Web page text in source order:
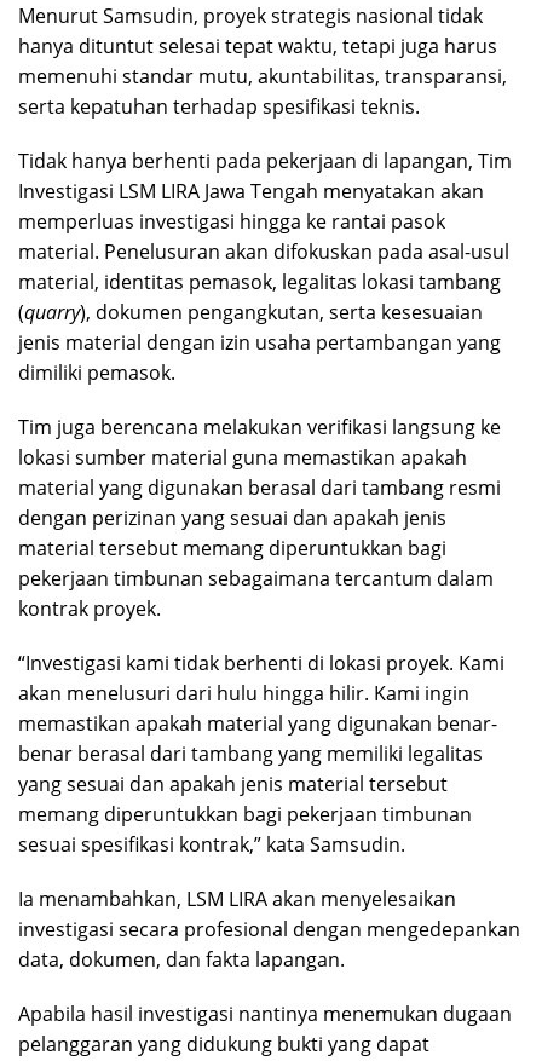
Menurut Samsudin, proyek strategis nasional tidak
hanya dituntut selesai tepat waktu, tetapi juga harus
memenuhi standar mutu, akuntabilitas, transparansi,
serta kepatuhan terhadap spesifikasi teknis.
Tidak hanya berhenti pada pekerjaan di lapangan, Tim
Investigasi LSM LIRA Jawa Tengah menyatakan akan
memperluas investigasi hingga ke rantai pasok
material. Penelusuran akan difokuskan pada asal-usul
material, identitas pemasok, legalitas lokasi tambang
(quarry), dokumen pengangkutan, serta kesesuaian
jenis material dengan izin usaha pertambangan yang
dimiliki pemasok.
Tim juga berencana melakukan verifikasi langsung ke
lokasi sumber material guna memastikan apakah
material yang digunakan berasal dari tambang resmi
dengan perizinan yang sesuai dan apakah jenis
material tersebut memang diperuntukkan bagi
pekerjaan timbunan sebagaimana tercantum dalam
kontrak proyek.
“Investigasi kami tidak berhenti di lokasi proyek. Kami
akan menelusuri dari hulu hingga hilir. Kami ingin
memastikan apakah material yang digunakan benar-
benar berasal dari tambang yang memiliki legalitas
yang sesuai dan apakah jenis material tersebut
memang diperuntukkan bagi pekerjaan timbunan
sesuai spesifikasi kontrak,” kata Samsudin.
Ia menambahkan, LSM LIRA akan menyelesaikan
investigasi secara profesional dengan mengedepankan
data, dokumen, dan fakta lapangan.
Apabila hasil investigasi nantinya menemukan dugaan
pelanggaran yang didukung bukti yang dapat